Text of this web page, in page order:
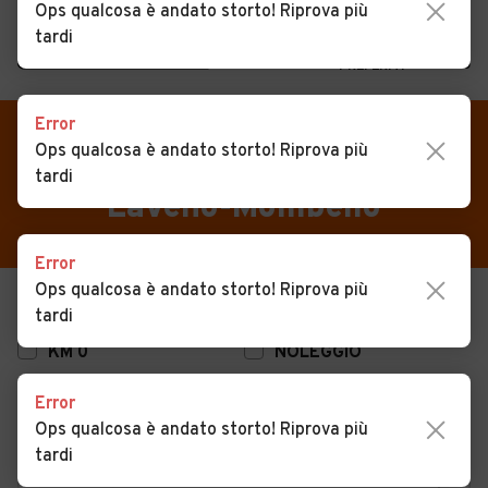
PREFERITI MENU
CERCA
Auto
Auto usate
Auto Km 0
Auto Nuove
Noleggio a lungo termine
Auto d'epoca
Moto
Camper
VENDI
MAGAZINE
ACCEDI
Auto usate in vendita
Laveno-Mombello
USATO
KM 0
NOLEGGIO
Ops qualcosa è andato storto! Riprova più
tardi
Error
Ops qualcosa è andato storto! Riprova più
tardi
Error
Ops qualcosa è andato storto! Riprova più
tardi
Error
Ops qualcosa è andato storto! Riprova più
tardi